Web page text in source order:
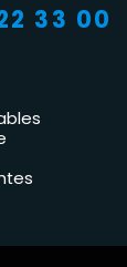
33 00